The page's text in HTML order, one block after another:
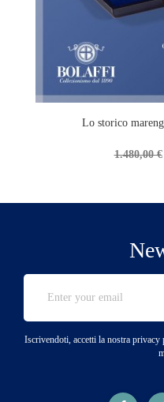
Lo storico
Prezzo
1.480,00 €
Iscrivendoti, accetti la nostra